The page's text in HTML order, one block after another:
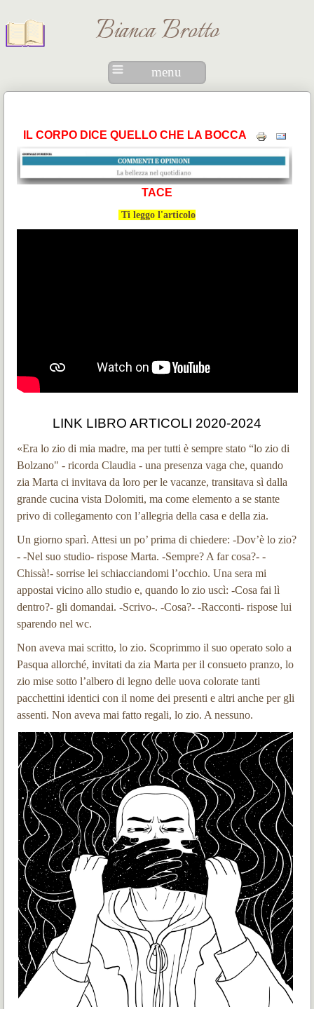
Bianca Brotto
menu
IL CORPO DICE QUELLO CHE LA BOCCA
TACE
Ti leggo l'articolo
LINK LIBRO ARTICOLI 2020-2024
«Era lo zio di mia madre, ma per tutti è sempre stato “lo zio di
Bolzano" - ricorda Claudia - una presenza vaga che, quando
zia Marta ci invitava da loro per le vacanze, transitava sì dalla
grande cucina vista Dolomiti, ma come elemento a se stante
privo di collegamento con l’allegria della casa e della zia.
Un giorno sparì. Attesi un po’ prima di chiedere: -Dov’è lo zio?
- -Nel suo studio- rispose Marta. -Sempre? A far cosa?- -
Chissà!- sorrise lei schiacciandomi l’occhio. Una sera mi
appostai vicino allo studio e, quando lo zio uscì: -Cosa fai lì
dentro?- gli domandai. -Scrivo-. -Cosa?- -Racconti- rispose lui
sparendo nel wc.
Non aveva mai scritto, lo zio. Scoprimmo il suo operato solo a
Pasqua allorché, invitati da zia Marta per il consueto pranzo, lo
zio mise sotto l’albero di legno delle uova colorate tanti
pacchettini identici con il nome dei presenti e altri anche per gli
assenti. Non aveva mai fatto regali, lo zio. A nessuno.